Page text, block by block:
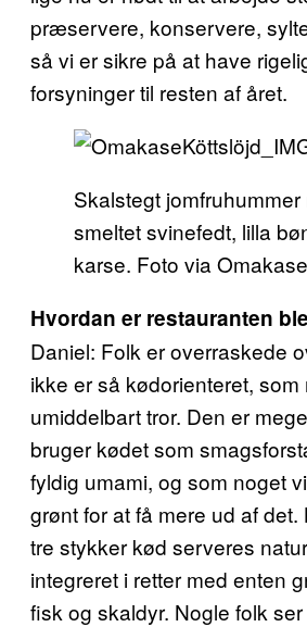
præservere, konservere,
så vi er sikre på at have
forsyninger til resten af året.
Skalstegt jomfruhummer
smeltet svinefedt, lilla
karse. Foto via
Hvordan er restauranten
Daniel: Folk er overraskede
ikke er så kødorienteret,
umiddelbart tror. Den er
bruger kødet som
fyldig umami, og som noget
grønt for at få mere ud af det.
tre stykker kød serveres
integreret i retter med enten
fisk og skaldyr. Nogle folk